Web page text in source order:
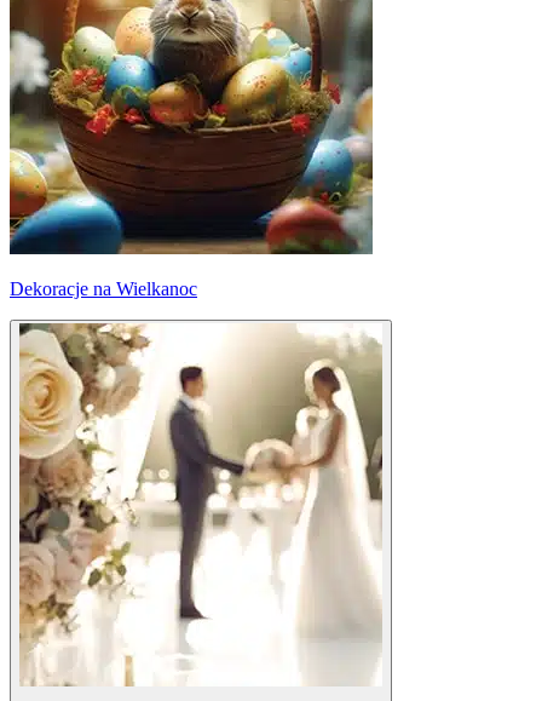
Dekoracje na Wielkanoc